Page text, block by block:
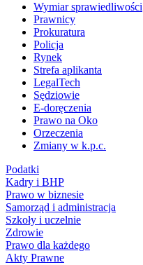
Wymiar sprawiedliwości
Prawnicy
Prokuratura
Policja
Rynek
Strefa aplikanta
LegalTech
Sędziowie
E-doręczenia
Prawo na Oko
Orzeczenia
Zmiany w k.p.c.
Podatki
Kadry i BHP
Prawo w biznesie
Samorząd i administracja
Szkoły i uczelnie
Zdrowie
Prawo dla każdego
Akty Prawne